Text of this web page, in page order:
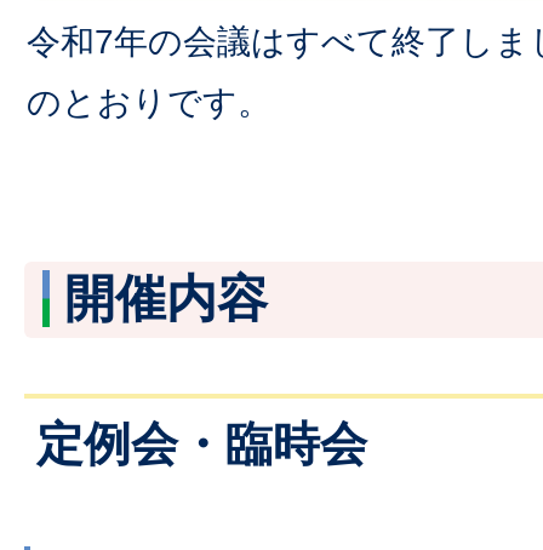
令和7年の会議はすべて終了し
のとおりです。
開催内容
定例会・臨時会